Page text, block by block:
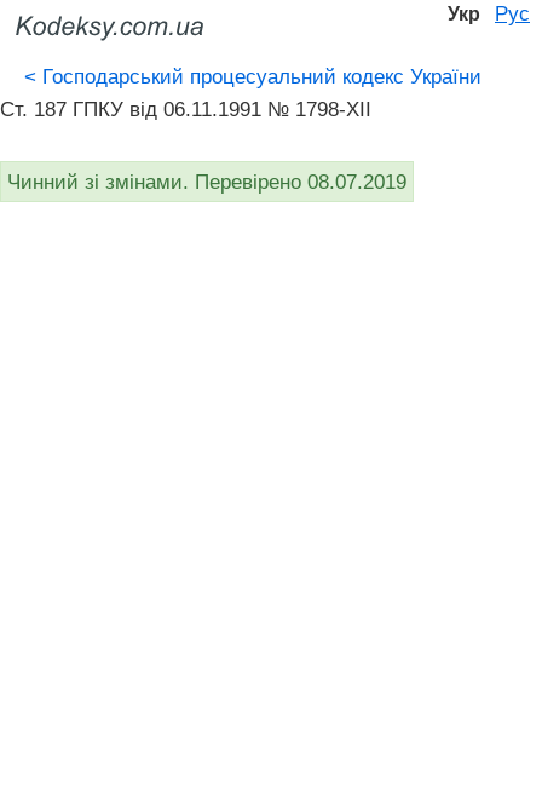
Укр Рус
< Господарський процесуальний кодекс України
Ст. 187 ГПКУ від 06.11.1991 № 1798-XII
Чинний зі змінами. Перевірено 08.07.2019